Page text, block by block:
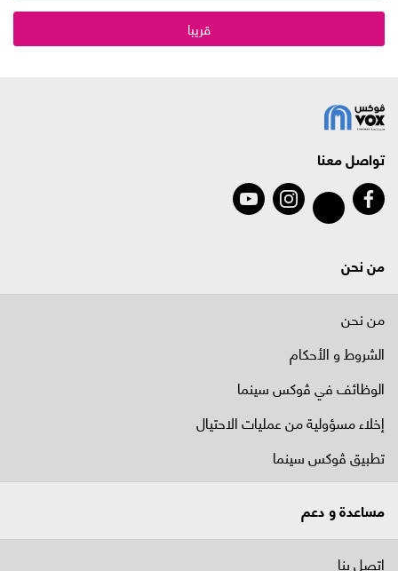
قريبا
تواصل معنا
من نحن
من نحن
الشروط و الأحكام
الوظائف في ﭬوكس سينما
إخلاء مسؤولية من عمليات الاحتيال
تطبيق ڤوكس سينما
مساعدة و دعم
اتصل بنا